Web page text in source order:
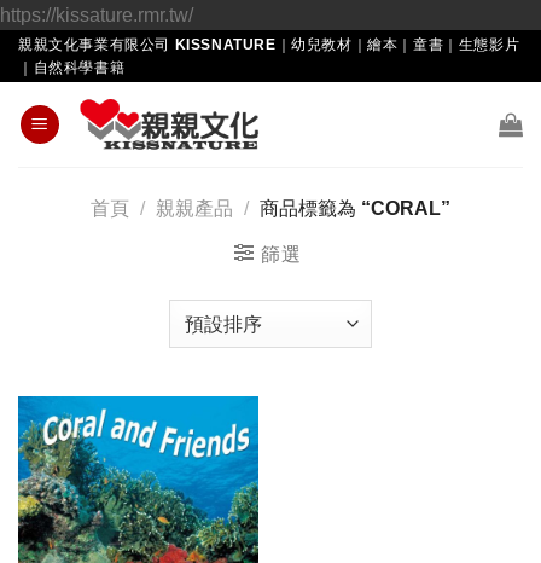
https://kissature.rmr.tw/Skip
to
親親文化事業有限公司 KISSNATURE｜幼兒教材｜繪本｜童書｜生態影片
｜自然科學書籍
首頁 / 親親產品 / 商品標籤為 “CORAL”
篩選